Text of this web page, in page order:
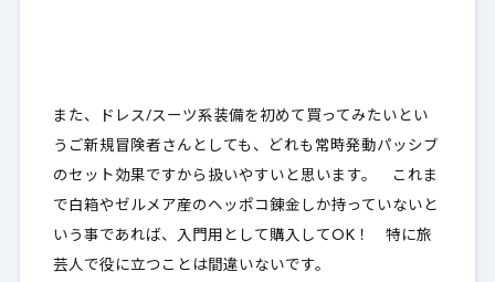
また、ドレス/スーツ系装備を初めて買ってみたいとい
うご新規冒険者さんとしても、どれも常時発動パッシブ
のセット効果ですから扱いやすいと思います。 これま
で白箱やゼルメア産のヘッポコ錬金しか持っていないと
いう事であれば、入門用として購入してOK！ 特に旅
芸人で役に立つことは間違いないです。